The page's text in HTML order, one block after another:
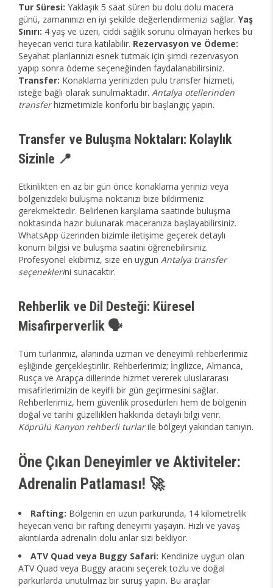
Tur Süresi: Yaklaşık 5 saat süren bu dolu dolu macera
günü, zamanınızı en iyi şekilde değerlendirmenizi sağlar. Yaş
Sınırı: 4 yaş ve üzeri, ciddi sağlık sorunu olmayan herkes bu
heyecan verici tura katılabilir. Rezervasyon ve Ödeme:
Seyahat planlarınızı esnek tutmak için şimdi rezervasyon
yapıp sonra ödeme seçeneğinden faydalanabilirsiniz.
Transfer: Konaklama yerinizden pulu transfer hizmeti,
isteğe bağlı olarak sunulmaktadır. Antalya otellerinden
transferhizmetimizle konforlu bir başlangıç yapın.
Transfer ve Buluşma Noktaları: Kolaylık
Sizinle 📍
Etkinlikten en az bir gün önce konaklama yerinizi veya
bölgenizdeki buluşma noktanızı bize bildirmeniz
gerekmektedir. Belirlenen karşılama saatinde buluşma
noktasında hazır bulunarak maceranıza başlayabilirsiniz.
WhatsApp üzerinden bizimle iletişime geçerek detaylı
konum bilgisi ve buluşma saatini öğrenebilirsiniz.
Profesyonel ekibimiz, size en uygun Antalya transfer
seçeneklerini sunacaktır.
Rehberlik ve Dil Desteği: Küresel
Misafirperverlik 🗣️
Tüm turlarımız, alanında uzman ve deneyimli rehberlerimiz
eşliğinde gerçekleştirilir. Rehberlerimiz; İngilizce, Almanca,
Rusça ve Arapça dillerinde hizmet vererek uluslararası
misafirlerimizin de keyifli bir gün geçirmesini sağlar.
Rehberlerimiz, hem güvenlik prosedürleri hem de bölgenin
doğal ve tarihi güzellikleri hakkında detaylı bilgi verir.
Köprülü Kanyon rehberli turlarile bölgeyi yakından tanıyın.
Öne Çıkan Deneyimler ve Aktiviteler:
Adrenalin Patlaması! 🚀
Rafting: Bölgenin en uzun parkurunda, 14 kilometrelik
heyecan verici bir rafting deneyimi yaşayın. Hızlı ve yavaş
akıntılarda adrenalin dolu anlar sizi bekliyor.
ATV Quad veya Buggy Safari: Kendinize uygun olan
ATV Quad veya Buggy aracını seçerek tozlu ve doğal
parkurlarda unutulmaz bir sürüş yapın. Bu araçlar